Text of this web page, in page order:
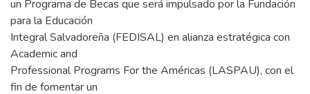
un Programa de Becas que será impulsado por la Fundación
para la Educación
Integral Salvadoreña (FEDISAL) en alianza estratégica con
Academic and
Professional Programs For the Américas (LASPAU), con el
fin de fomentar un